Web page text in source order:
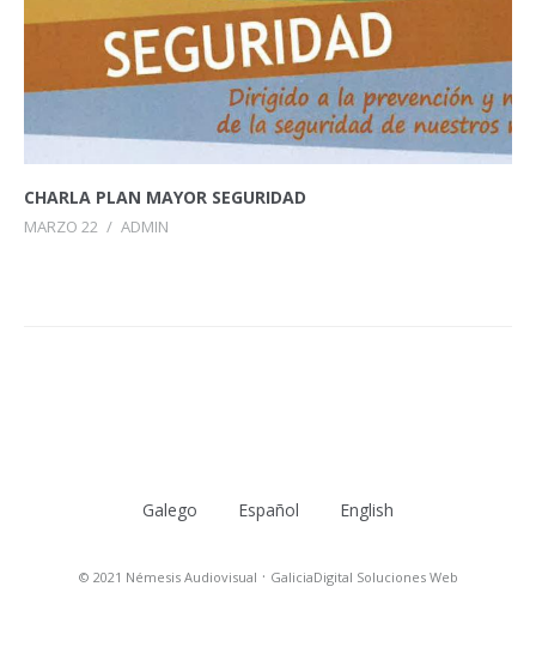
CHARLA PLAN MAYOR SEGURIDAD
MARZO 22 / ADMIN
Galego Español English
© 2021 Némesis Audiovisual · GaliciaDigital Soluciones Web